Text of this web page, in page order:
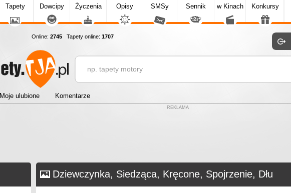
Tapety Dowcipy Życzenia Opisy SMSy Sennik w Kinach Konkursy
Online: 2745 Tapety online: 1707
Moje ulubione Komentarze
REKLAMA
Dziewczynka, Siedząca, Kręcone, Spojrzenie, Dłu